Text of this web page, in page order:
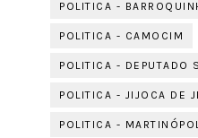
POLITICA -
POLITICA - CAMOCIM
POLITICA - DEPUTADO
POLITICA - JIJOCA DE
POLITICA -